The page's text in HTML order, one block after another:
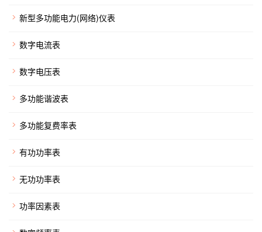
新型多功能电力(网络)仪表
数字电流表
数字电压表
多功能谐波表
多功能复费率表
有功功率表
无功功率表
功率因素表